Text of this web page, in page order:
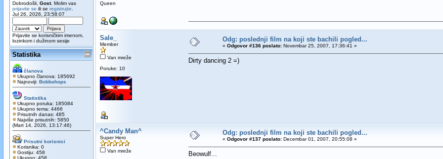
Dobrodošli, Gost. Molim vas
prijavite se ili se registrujte
Jul 26, 2026, 23:58:07
Prijavite se korisničkim imenom,
lozinkom i dužinom sesije
Statistika
članova
Ukupno članova: 185692
Najnoviji: Bobbohops
Statistika
Ukupno poruka: 185084
Ukupno tema: 4466
Prisutnih danas: 485
Najviše prisutnih: 5850
(Mart 14, 2026, 13:17:46)
Prisutni korisnici
Korisnika: 0
Gostiju: 458
Ukupno: 458
Queen
Sale_
Member
Van mreže
Poruke: 10
Odg: poslednji film na koji ste bachili pogled...
« Odgovor #136 poslato:Novembar 25, 2007, 17:36:41 »
Dirty dancing 2 =)
^Candy Man^
Super Hero
Van mreže
Odg: poslednji film na koji ste bachili pogled...
« Odgovor #137 poslato:Decembar 01, 2007, 20:55:08 »
Beowulf...